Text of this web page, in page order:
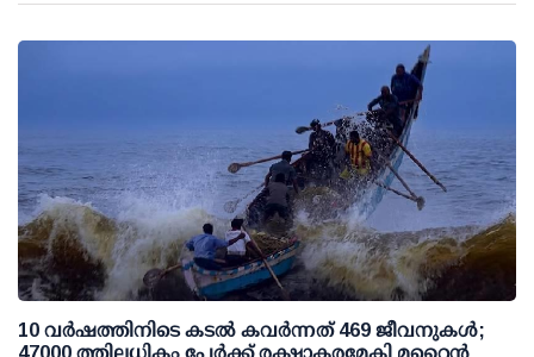
10 വര്‍ഷത്തിനിടെ കടല്‍ കവര്‍ന്നത് 469 ജീവനുകള്‍;